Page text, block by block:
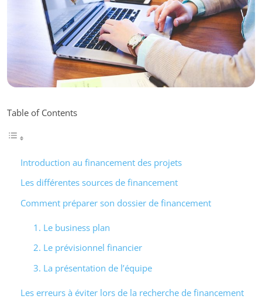
Table of Contents
Introduction au financement des projets
Les différentes sources de financement
Comment préparer son dossier de financement
1. Le business plan
2. Le prévisionnel financier
3. La présentation de l’équipe
Les erreurs à éviter lors de la recherche de financement